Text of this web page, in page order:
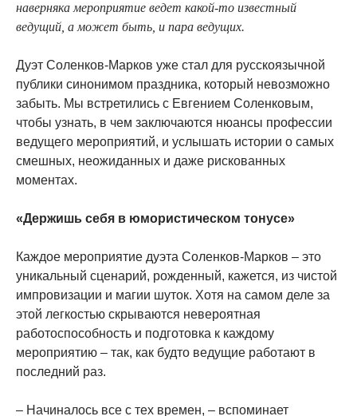
наверняка мероприятие ведет какой-то известный
ведущий, а может быть, и пара ведущих.
Дуэт Соленков-Марков уже стал для русскоязычной
публики синонимом праздника, который невозможно
забыть. Мы встретились с Евгением Соленковым,
чтобы узнать, в чем заключаются нюансы профессии
ведущего мероприятий, и услышать истории о самых
смешных, неожиданных и даже рискованных
моментах.
«Держишь себя в юмористическом тонусе»
Каждое мероприятие дуэта Соленков-Марков – это
уникальный сценарий, рожденный, кажется, из чистой
импровизации и магии шуток. Хотя на самом деле за
этой легкостью скрываются невероятная
работоспособность и подготовка к каждому
мероприятию – так, как будто ведущие работают в
последний раз.
– Начиналось все с тех времен, – вспоминает